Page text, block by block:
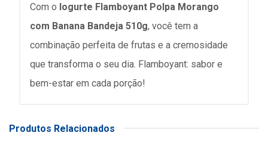
Com o Iogurte Flamboyant Polpa Morango
com Banana Bandeja 510g, você tem a
combinação perfeita de frutas e a cremosidade
que transforma o seu dia. Flamboyant: sabor e
bem-estar em cada porção!
Produtos Relacionados